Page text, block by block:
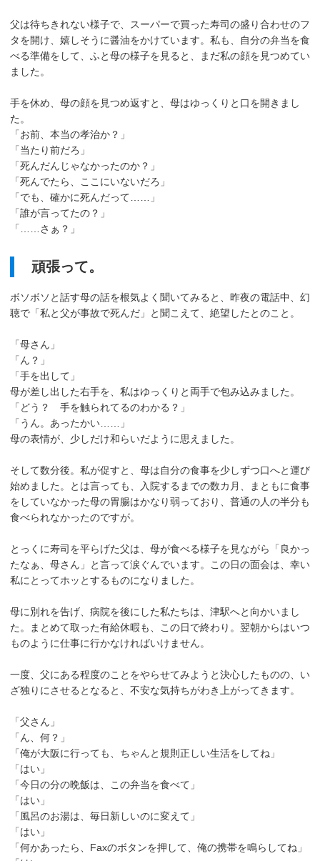
父は待ちきれない様子で、スーパーで買った寿司の盛り合わせのフ
タを開け、嬉しそうに醤油をかけています。私も、自分の弁当を食
べる準備をして、ふと母の様子を見ると、まだ私の顔を見つめてい
ました。
手を休め、母の顔を見つめ返すと、母はゆっくりと口を開きまし
た。
「お前、本当の孝治か？」
「当たり前だろ」
「死んだんじゃなかったのか？」
「死んでたら、ここにいないだろ」
「でも、確かに死んだって……」
「誰が言ってたの？」
「……さぁ？」
頑張って。
ボソボソと話す母の話を根気よく聞いてみると、昨夜の電話中、幻
聴で「私と父が事故で死んだ」と聞こえて、絶望したとのこと。
「母さん」
「ん？」
「手を出して」
母が差し出した右手を、私はゆっくりと両手で包み込みました。
「どう？ 手を触られてるのわかる？」
「うん。あったかい……」
母の表情が、少しだけ和らいだように思えました。
そして数分後。私が促すと、母は自分の食事を少しずつ口へと運び
始めました。とは言っても、入院するまでの数カ月、まともに食事
をしていなかった母の胃腸はかなり弱っており、普通の人の半分も
食べられなかったのですが。
とっくに寿司を平らげた父は、母が食べる様子を見ながら「良かっ
たなぁ、母さん」と言って涙ぐんでいます。この日の面会は、幸い
私にとってホッとするものになりました。
母に別れを告げ、病院を後にした私たちは、津駅へと向かいまし
た。まとめて取った有給休暇も、この日で終わり。翌朝からはいつ
ものように仕事に行かなければいけません。
一度、父にある程度のことをやらせてみようと決心したものの、い
ざ独りにさせるとなると、不安な気持ちがわき上がってきます。
「父さん」
「ん、何？」
「俺が大阪に行っても、ちゃんと規則正しい生活をしてね」
「はい」
「今日の分の晩飯は、この弁当を食べて」
「はい」
「風呂のお湯は、毎日新しいのに変えて」
「はい」
「何かあったら、Faxのボタンを押して、俺の携帯を鳴らしてね」